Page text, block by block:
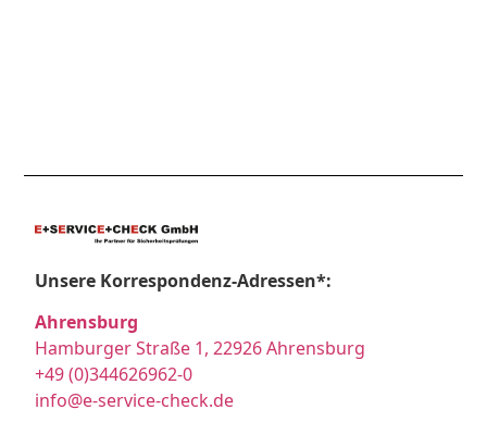
Unsere Korrespondenz-Adressen*:
Ahrensburg
Hamburger Straße 1, 22926 Ahrensburg
+49 (0)344626962-0
info@e-service-check.de